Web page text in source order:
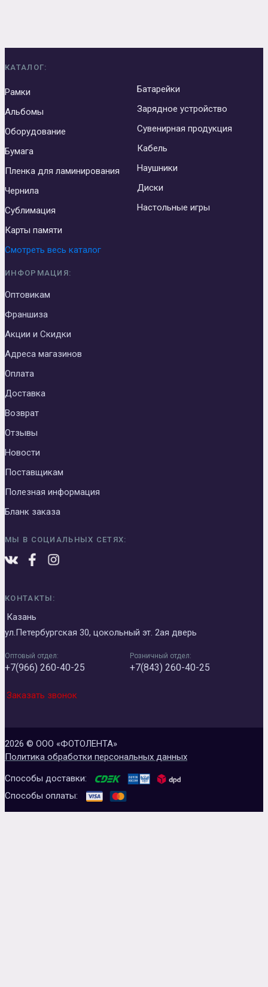
КАТАЛОГ:
Рамки
Альбомы
Оборудование
Бумага
Пленка для ламинирования
Чернила
Сублимация
Карты памяти
Батарейки
Зарядное устройство
Сувенирная продукция
Кабель
Наушники
Диски
Настольные игры
Смотреть весь каталог
ИНФОРМАЦИЯ:
Оптовикам
Франшиза
Акции и Скидки
Адреса магазинов
Оплата
Доставка
Возврат
Отзывы
Новости
Поставщикам
Полезная информация
Бланк заказа
МЫ В СОЦИАЛЬНЫХ СЕТЯХ:
КОНТАКТЫ:
Казань
ул.Петербургская 30, цокольный эт. 2ая дверь
Оптовый отдел:
+7(966) 260-40-25
Розничный отдел:
+7(843) 260-40-25
Заказать звонок
2026 © ООО «ФОТОЛЕНТА»
Политика обработки персональных данных
Способы доставки:
Способы оплаты: